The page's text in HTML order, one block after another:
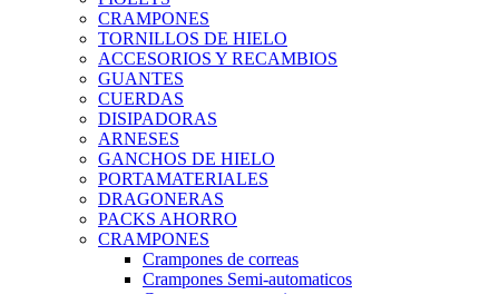
CRAMPONES
TORNILLOS DE HIELO
ACCESORIOS Y RECAMBIOS
GUANTES
CUERDAS
DISIPADORAS
ARNESES
GANCHOS DE HIELO
PORTAMATERIALES
DRAGONERAS
PACKS AHORRO
CRAMPONES
Crampones de correas
Crampones Semi-automaticos